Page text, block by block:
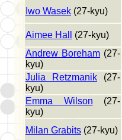
Iwo Wasek (27-kyu)
Aimee Hall
(27-kyu)
Andrew Boreham (27-
kyu)
Julia Retzmanik (27-
kyu)
Emma Wilson (27-
kyu)
Milan Grabits (27-kyu)